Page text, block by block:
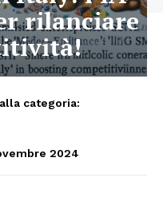
rilanciare
categoria:
2024